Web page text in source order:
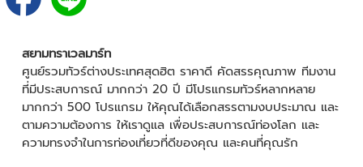
สยามทราเวลมาร์ท
ศูนย์รวมทัวร์ต่างประเทศสุดฮิต ราคาดี คัดสรรคุณภาพ ทีมงาน
ที่มีประสบการณ์ มากกว่า 20 ปี มีโปรแกรมทัวร์หลากหลาย
มากกว่า 500 โปรแกรม ให้คุณได้เลือกสรรตามงบประมาณ และ
ตามความต้องการ ให้เราดูแล เพื่อประสบการณ์ท่องโลก และ
ความทรงจำในการท่องเที่ยวที่ดีของคุณ และคนที่คุณรัก